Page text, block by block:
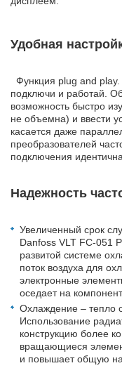
Удобная
Функция plug and
подключи и работай.
возможность быстро
не объемна) и ввести
касается даже
преобразователей
подключения
Надежность
Увеличенный срок
Danfoss VLT FC-051
развитой системе
поток воздуха для
электронные
оседает на
Охлаждение – тепло
Использование
конструкцию более
вращающиеся
и повышает общую